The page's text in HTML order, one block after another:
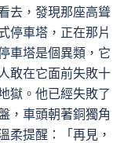
去，發現那座高聳
停車塔，正在那片
車塔是個異類，它
敢在它面前失敗十
獄。他已經失敗了
，車頭朝著銅獨角
柔提醒：「再見，